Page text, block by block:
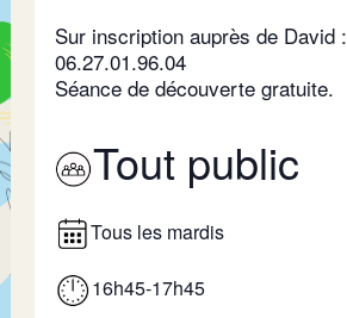
Sur inscription auprès de David :
06.27.01.96.04
Séance de découverte gratuite.
Tout public
Tous les mardis
16h45-17h45